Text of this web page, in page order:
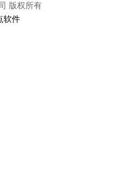
版权所有
软件